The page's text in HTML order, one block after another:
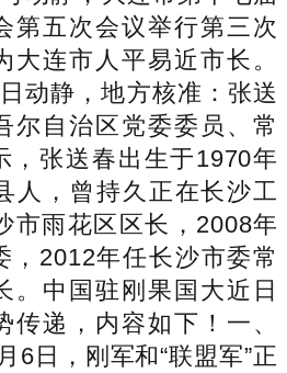
第五次会议举行第三次
连市人平易近市长。
动静，地方核准：张送
尔自治区党委委员、常
，张送春出生于1970年
人，曾持久正在长沙工
市雨花区区长，2008年
，2012年任长沙市委常
。中国驻刚果国大近日
传递，内容如下！一、
6日，刚军和“联盟军”正